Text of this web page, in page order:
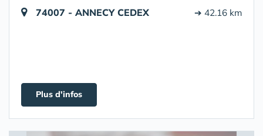
74007 - ANNECY CEDEX ➔ 42.16 km
Plus d'infos